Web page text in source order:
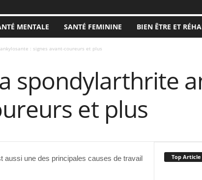
MENTALE SANTÉ FEMININE BIEN ÊTRE ET
: signes avant-coureurs et plus
spondylarthrite
et plus
aussi une des principales causes de travail
Top Article